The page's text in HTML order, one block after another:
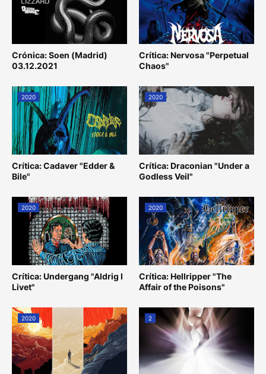
Crónica: Soen (Madrid)
03.12.2021
Crítica: Nervosa "Perpetual
Chaos"
2020
Crítica: Cadaver "Edder &
Bile"
2020
Crítica: Draconian "Under a
Godless Veil"
2020
Crítica: Undergang "Aldrig I
Livet"
2020
Crítica: Hellripper "The
Affair of the Poisons"
2020 2